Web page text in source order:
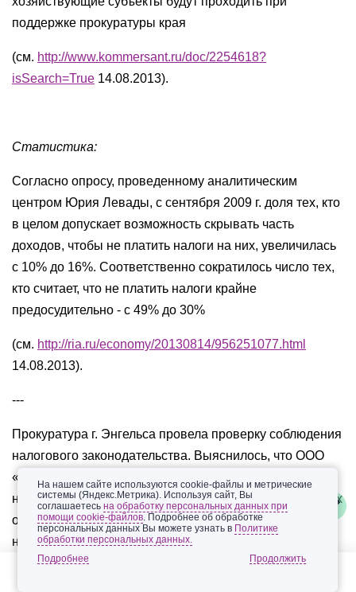
поддержке прокуратуры края
(см. http://www.kommersant.ru/doc/2254618?
isSearch=True 14.08.2013).
Статистика:
Согласно опросу, проведенному аналитическим
центром Юрия Левады, с сентября 2009 г. доля тех, кто
в целом допускает возможность скрывать часть
доходов, чтобы не платить налоги на них, увеличилась
с 10% до 16%. Соответственно сократилось число тех,
кто считает, что не платить налоги крайне
предосудительно - с 49% до 30%
(см. http://ria.ru/economy/20130814/956251077.html
14.08.2013).
---
Прокуратура г. Энгельса провела проверку соблюдения
налогового законодательства. Выяснилось, что ООО
«Волгатепло» имеет непогашенную недоимку по
налоговым платежам (сумма не указывается). «В целях
обеспечения исполнения обязанности по уплате
налога муниципального предприятия прокурором
города Энгельса в порядке ст. 77 Налогового кодекса
На нашем сайте используются cookie-файлы и метрические
системы (Яндекс.Метрика). Используя сайт, Вы
соглашаетесьна обработку персональных данных при
помощи cookie-файлов. Подробнее об обработке
персональных данных Вы можете узнать в Политике
обработки персональных данных.
Подробнее